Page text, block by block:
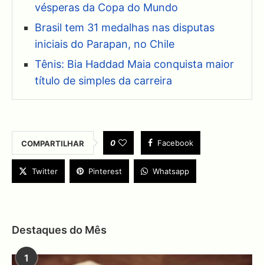
vésperas da Copa do Mundo
Brasil tem 31 medalhas nas disputas
iniciais do Parapan, no Chile
Tênis: Bia Haddad Maia conquista maior
título de simples da carreira
COMPARTILHAR 0 Facebook
Twitter Pinterest Whatsapp
Destaques do Mês
1